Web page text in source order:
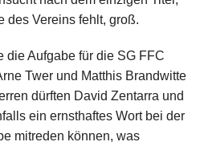
des Vereins fehlt, groß.
die Aufgabe für die SG FFC
Twer und Matthis Brandwitte
dürften David Zentarra und
ein ernsthaftes Wort bei der
mitreden können, was